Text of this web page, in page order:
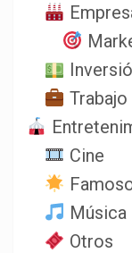
Trabajo
Cine
Música
Otros